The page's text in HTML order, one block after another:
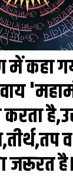
में कहा
जरूरत है।